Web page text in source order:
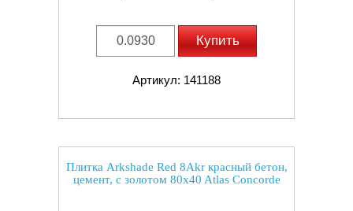
Купить
Артикул: 141188
Плитка Arkshade Red 8Akr красный бетон,
цемент, с золотом 80x40 Atlas Concorde